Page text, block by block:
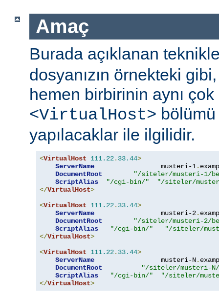
Amaç
Burada açıklanan
dosyanızın örnekteki
hemen birbirinin aynı çok
<VirtualHost>
yapılacaklar ile ilgilidir.
<VirtualHost 111.22. 33.44>
ServerName
                 musteri-1
.
DocumentRoot
"/siteler/musteri-1/
ScriptAlias
"/cgi-bin/"
"/siteler/
</VirtualHost>
<VirtualHost 111.22. 33.44>
ServerName
                 musteri-2
.
DocumentRoot
"/siteler/musteri-2/
ScriptAlias
"/cgi-bin/"
"/siteler/
</VirtualHost>
<VirtualHost 111.22. 33.44>
ServerName
                 musteri-N
.
DocumentRoot
"/siteler/musteri-
ScriptAlias
"/cgi-bin/"
"/siteler/
</VirtualHost>